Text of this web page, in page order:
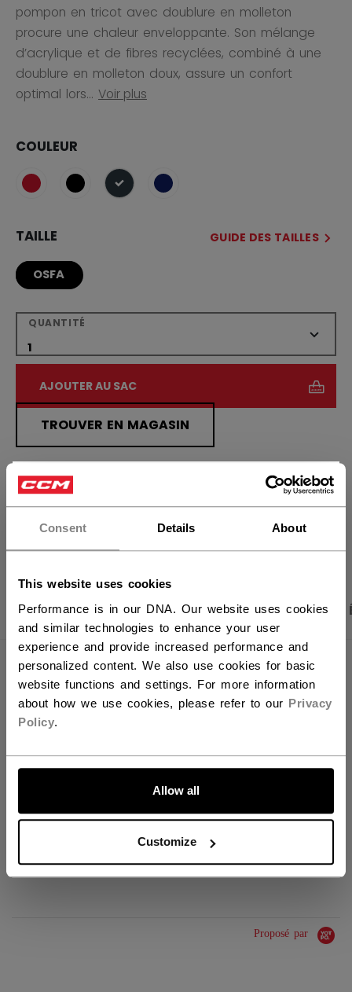
Consent Details About
This website uses cookies
Performance is in our DNA. Our website uses cookies
and similar technologies to enhance your user
experience and provide increased performance and
personalized content. We also use cookies for basic
website functions and settings. For more information
about how we use cookies, please refer to our Privacy
Policy.
Allow all
Customize
Vous souhaitez expédier des
produits aux États-Unis ?
ALLONS-Y !
pompon en tricot avec doublure en molleton
procure une chaleur enveloppante. Son mélange
d’acrylique et de fibres recyclées, combiné à une
doublure en molleton doux, assure un confort
optimal lors... Voir plus
COULEUR
sélectionné
TAILLE GUIDE DES TAILLES
OSFA
QUANTITÉ
AJOUTER AU SAC
TROUVER EN MAGASIN
Politique de livraison Retours gratuits
OUVRIR LES
PHOTOS DU PRODUIT CARACTÉRISTIQUES
CARACTÉRISTIQUES
IDENTIFICATION
HPM6TA-AD
GROUPE D'ÂGE
Adult
Team
ÉVALUATIONS
Proposé par